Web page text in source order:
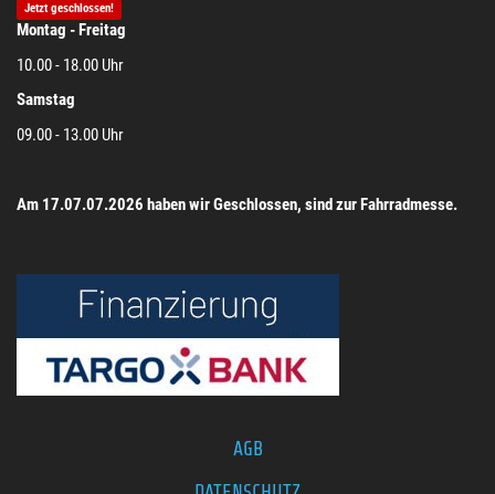
Jetzt geschlossen!
Montag - Freitag
10.00 - 18.00 Uhr
Samstag
09.00 - 13.00 Uhr
Am 17.07.07.2026 haben wir Geschlossen, sind zur Fahrradmesse.
AGB